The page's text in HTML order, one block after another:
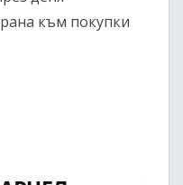
към покупки